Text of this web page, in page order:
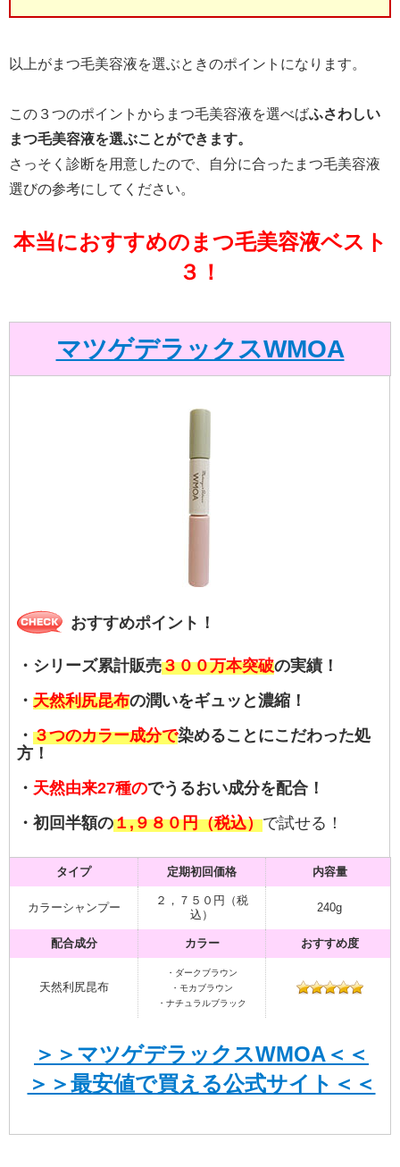
以上がまつ毛美容液を選ぶときのポイントになります。
この３つのポイントからまつ毛美容液を選べばふさわしい
まつ毛美容液を選ぶことができます。
さっそく診断を用意したので、自分に合ったまつ毛美容液
選びの参考にしてください。
本当におすすめのまつ毛美容液ベスト
３！
マツゲデラックスWMOA
おすすめポイント！
・シリーズ累計販売３００万本突破の実績！
・ 天然利尻昆布の潤いをギュッと濃縮！
・ ３つのカラー成分で染めることにこだわった処
方！
・ 天然由来27種のでうるおい成分を配合！
・初回半額の１,９８０円（税込）で試せる！
タイプ 定期初回価格 内容量
カラーシャンプー
２，７５０円（税
込）
240g
配合成分 カラー おすすめ度
天然利尻昆布
・ダークブラウン
・モカブラウン
・ナチュラルブラック
＞＞マツゲデラックスWMOA＜＜
＞＞最安値で買える公式サイト＜＜